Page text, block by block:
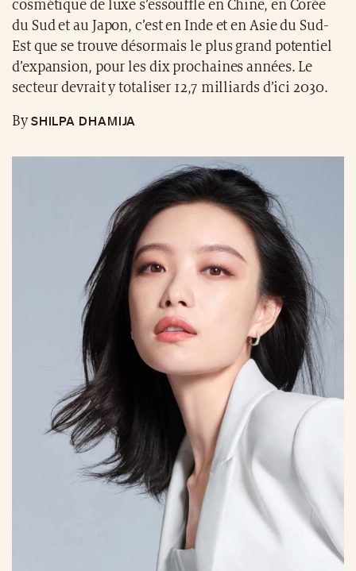
cosmétique de luxe s’essouffle en Chine, en Corée
du Sud et au Japon, c’est en Inde et en Asie du Sud-
Est que se trouve désormais le plus grand potentiel
d’expansion, pour les dix prochaines années. Le
secteur devrait y totaliser 12,7 milliards d’ici 2030.
BySHILPA DHAMIJA